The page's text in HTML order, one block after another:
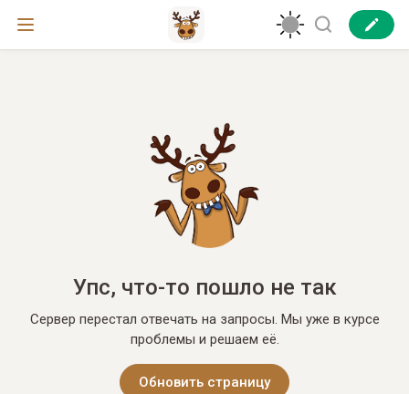
Упс, что-то пошло не так
Сервер перестал отвечать на запросы. Мы уже в курсе
проблемы и решаем её.
Обновить страницу